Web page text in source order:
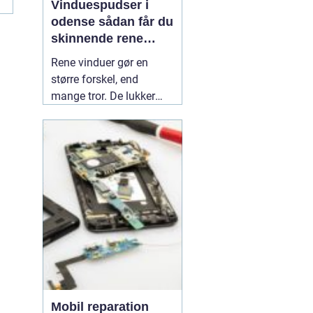
Vinduespudser i
odense sådan får du
skinnende rene
ruder året rundt
Rene vinduer gør en
større forskel, end
mange tror. De lukker
erhvervsbygninger til at
fremstå velholdte og
giver et bedre indeklima.
Flere boligejere og
virksomheder vælger
derfor at bruge en
professionel01 July
2026
Mobil reparation